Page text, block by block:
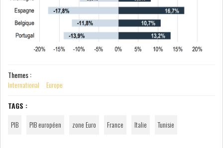
ENGAGEMENT AUPRÈS DES...
COTATION ET ANALYSES
FICHES SOCIÉTÉS
Themes :
International
Europe
TAGS :
PIB
PIB européen zone Euro France Italie Tunisie